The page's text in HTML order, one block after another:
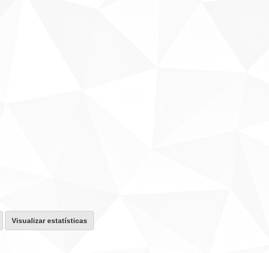
Visualizar estatísticas